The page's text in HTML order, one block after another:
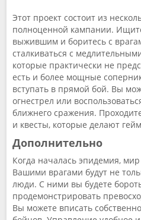
Этот проект состоит из
полноценной кампании.
выжившим и боритесь с
сталкиваться с
которые практически не
есть и более мощные
вступать в прямой бой. Вы
огнестрел или
ближнего сражения.
и квесты, которые делают
Дополнительно
Когда началась эпидемия,
Вашими врагами будут не
люди. С ними вы будете
продемонстрировать
Вы можете вписать